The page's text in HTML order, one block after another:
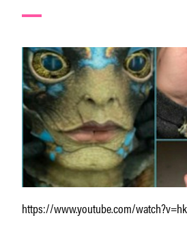
https://www.youtube.com/